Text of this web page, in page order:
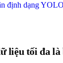
định dạng YOLO
liệu tối đa là